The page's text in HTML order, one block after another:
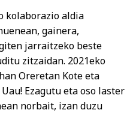
kolaborazio aldia
gainera,
jarraitzeko beste
zitzaidan. 2021eko
Oreretan Kote eta
Ezagutu eta oso laster
norbait, izan duzu